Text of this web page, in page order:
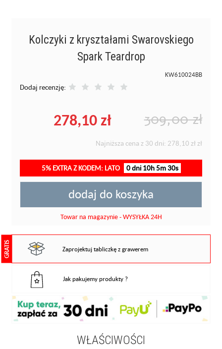
Kolczyki z kryształami Swarovskiego
Spark Teardrop
KW610024BB
Dodaj recenzję:
309,00 zł
278,10 zł
Najniższa cena z 30 dni: 278,10 zł zł
5% EXTRA Z KODEM: LATO 0 dni 10h 5m 30s
dodaj do koszyka
Towar na magazynie - WYSYŁKA 24H
GRATIS Zaprojektuj tabliczkę z grawerem
Jak pakujemy produkty ?
WŁAŚCIWOŚCI